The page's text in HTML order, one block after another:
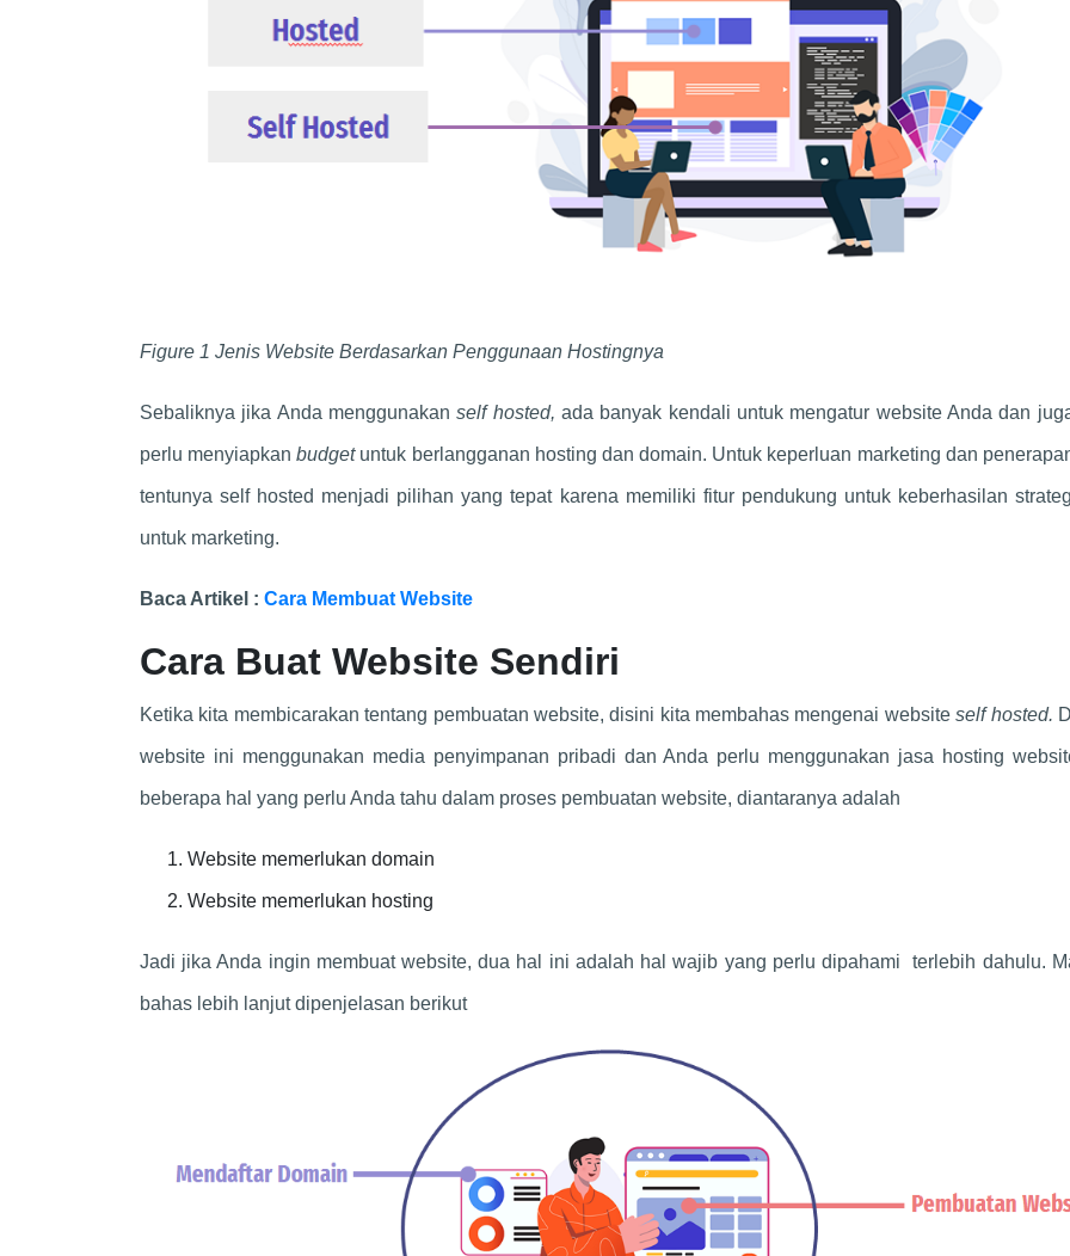
Figure 1 Jenis Website Berdasarkan Penggunaan Hostingnya
Sebaliknya jika Anda menggunakanself hosted,ada banyak kendali untuk mengatur website Anda dan
perlu menyiapkanbudget untuk berlangganan hosting dan domain. Untuk keperluan marketing dan
tentunya self hosted menjadi pilihan yang tepat karena memiliki fitur pendukung untuk keberhasilan
untuk marketing.
Baca Artikel : Cara Membuat Website
Cara Buat Website Sendiri
Ketika kita membicarakan tentang pembuatan website, disini kita membahas mengenai websiteself hosted.
website ini menggunakan media penyimpanan pribadi dan Anda perlu menggunakan jasa hosting
beberapa hal yang perlu Anda tahu dalam proses pembuatan website, diantaranya adalah
Website memerlukan domain
Website memerlukan hosting
Jadi jika Anda ingin membuat website, dua hal ini adalah hal wajib yang perlu dipahami terlebih dahulu.
bahas lebih lanjut dipenjelasan berikut